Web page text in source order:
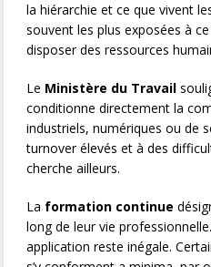
la hiérarchie et ce que vivent
souvent les plus exposées à
disposer des ressources
Le Ministère du Travail
conditionne directement la
industriels, numériques ou de
turnover élevés et à des
cherche ailleurs.
La formation continue
long de leur vie
application reste inégale.